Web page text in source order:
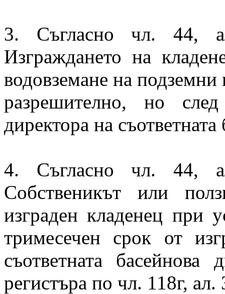
3. Съгласно чл. 44,
Изграждането на
водовземане на подземни
разрешително, но
директора на
4. Съгласно чл. 44,
Собственикът или
изграден кладенец при
тримесечен срок от
съответната
регистъра по чл. 118г, ал.